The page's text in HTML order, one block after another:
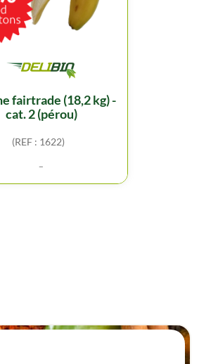
cat. 2 (pérou)
(REF : 1622)
-